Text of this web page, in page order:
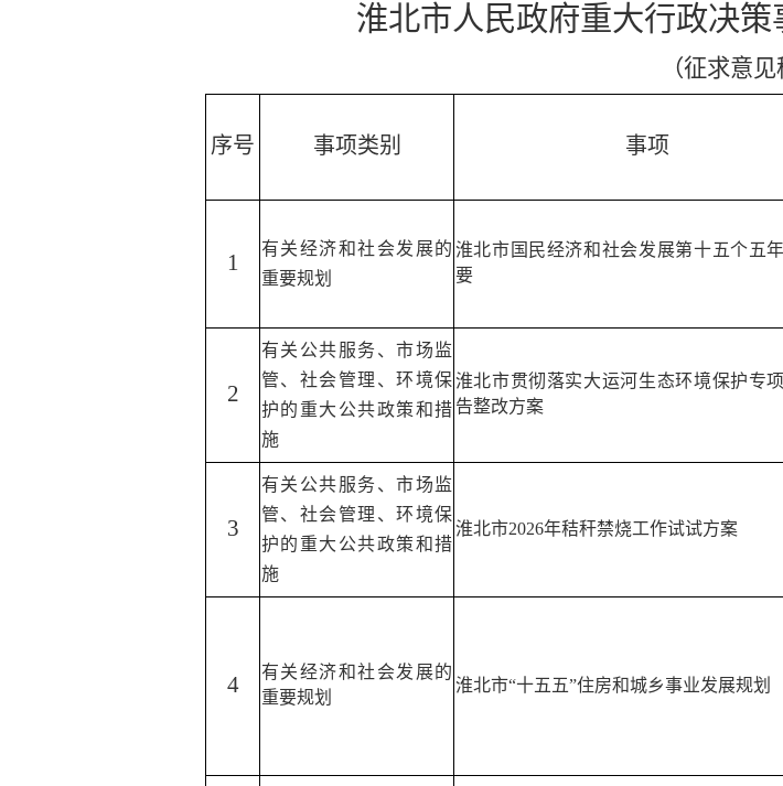
淮北市人民政府重大行政决策
（征求意见
序号 事项类别 事项
1
有关经济和社会发展的
重要规划
淮北市国民经济和社会发展第十五个五
要
2
有关公共服务、市场监
管、社会管理、环境保
护的重大公共政策和措
施
淮北市贯彻落实大运河生态环境保护专
告整改方案
3
有关公共服务、市场监
管、社会管理、环境保
护的重大公共政策和措
施
淮北市2026年秸秆禁烧工作试试方案
4
有关经济和社会发展的
重要规划
淮北市“十五五”住房和城乡事业发展规划